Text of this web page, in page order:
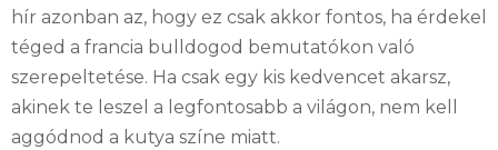
hír azonban az, hogy ez csak akkor fontos, ha érdekel
téged a francia bulldogod bemutatókon való
szerepeltetése. Ha csak egy kis kedvencet akarsz,
akinek te leszel a legfontosabb a világon, nem kell
aggódnod a kutya színe miatt.